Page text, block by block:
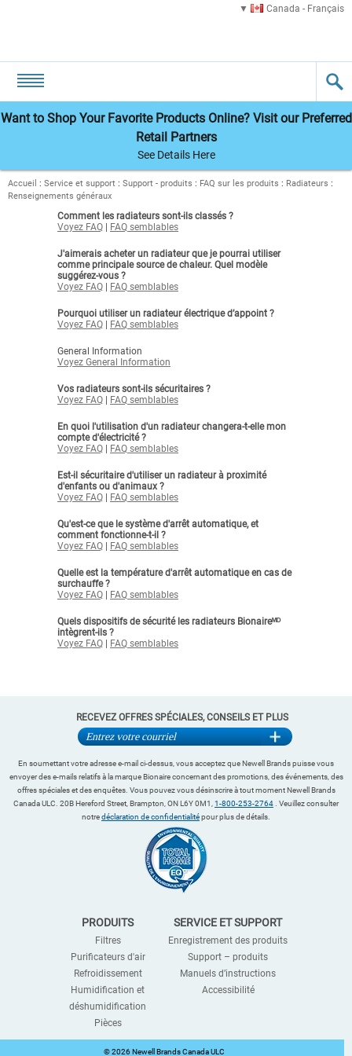
Canada - Français
Want to Shop Your Favorite Products Online? Visit our Preferred
Retail Partners
See Details Here
Accueil : Service et support : Support - produits : FAQ sur les produits : Radiateurs :
Renseignements généraux
Comment les radiateurs sont-ils classés ?
Voyez FAQ
FAQ semblables
J'aimerais acheter un radiateur que je pourrai utiliser
comme principale source de chaleur. Quel modèle
suggérez-vous ?
Voyez FAQ
FAQ semblables
Pourquoi utiliser un radiateur électrique d’appoint ?
Voyez FAQ
FAQ semblables
General Information
Voyez General Information
Vos radiateurs sont-ils sécuritaires ?
Voyez FAQ
FAQ semblables
En quoi l'utilisation d'un radiateur changera-t-elle mon
compte d'électricité ?
Voyez FAQ
FAQ semblables
Est-il sécuritaire d'utiliser un radiateur à proximité
d'enfants ou d'animaux ?
Voyez FAQ
FAQ semblables
Qu'est-ce que le système d'arrêt automatique, et
comment fonctionne-t-il ?
Voyez FAQ
FAQ semblables
Quelle est la température d'arrêt automatique en cas de
surchauffe ?
Voyez FAQ
FAQ semblables
Quels dispositifs de sécurité les radiateurs Bionaireᴹᴰ
intègrent-ils ?
Voyez FAQ
FAQ semblables
RECEVEZ OFFRES SPÉCIALES, CONSEILS ET PLUS
En soumettant votre adresse e-mail ci-dessus, vous acceptez que Newell Brands puisse vous
envoyer des e-mails relatifs à la marque Bionaire concernant des promotions, des événements, des
offres spéciales et des enquêtes. Vous pouvez vous désinscrire à tout moment Newell Brands
Canada ULC. 20B Hereford Street, Brampton, ON L6Y 0M1, 1-800-253-2764
. Veuillez consulter
notredéclaration de confidentialitépour plus de détails.
PRODUITS
Filtres
Purificateurs d'air
Refroidissement
Humidification et
déshumidification
Pièces
SERVICE ET SUPPORT
Enregistrement des produits
Support – produits
Manuels d’instructions
Accessibilité
©2026 Newell Brands Canada ULC